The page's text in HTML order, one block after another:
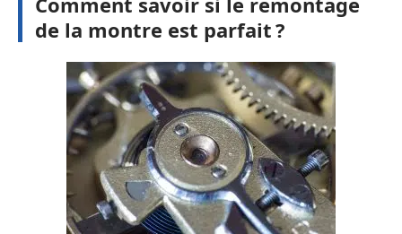
de la montre est parfait ?